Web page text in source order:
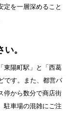
定を一層深めること
。
東陽町駅」と「西葛
です。また、都営バ
停から数分で商店街
駐車場の混雑にご注